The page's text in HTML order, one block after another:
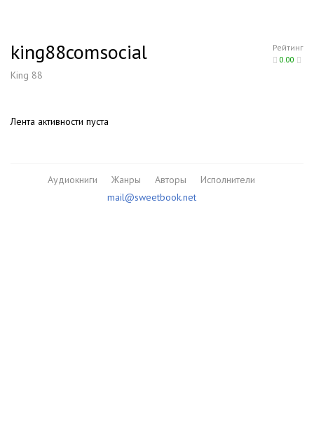
Рейтинг
0.00
king88comsocial
King 88
Лента активности пуста
Аудиокниги Жанры Авторы
Исполнители
mail@sweetbook.net